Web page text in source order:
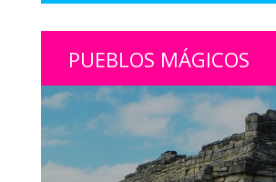
PUEBLOS MÁGICOS